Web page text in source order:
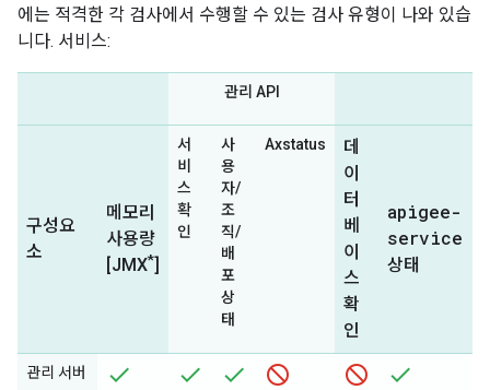
에는 적격한 각 검사에서 수행할 수 있는 검사 유형이 나와 있습
니다. 서비스:
관리 API
구성요
소
메모리
사용량
[JMX*
서
비
스
확
인
사
용
자/
조
직/
배
포
상
태
Axstatus
데
이
터
베
이
스
확
인
apigee-
service
상태
관리 서버